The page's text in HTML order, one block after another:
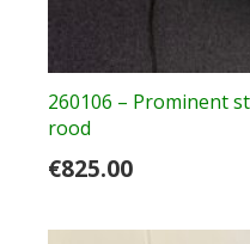
260106 – Prominent
rood
€825.00